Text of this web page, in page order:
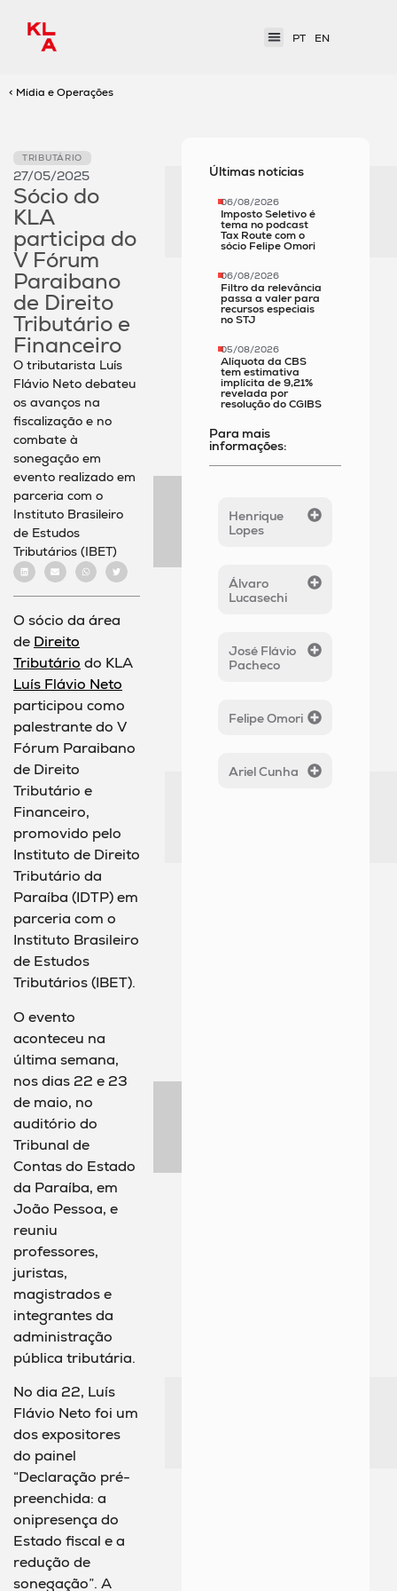
PT EN
< Mídia e Operações
TRIBUTÁRIO
27/05/2025
Sócio do
KLA
participa do
V Fórum
Paraibano
de Direito
Tributário e
Financeiro
O tributarista Luís
Flávio Neto debateu
os avanços na
fiscalização e no
combate à
sonegação em
evento realizado em
parceria com o
Instituto Brasileiro
de Estudos
Tributários (IBET)
O sócio da área
de Direito
Tributário do KLA
Luís Flávio Neto
participou como
palestrante do V
Fórum Paraibano
de Direito
Tributário e
Financeiro,
promovido pelo
Instituto de Direito
Tributário da
Paraíba (IDTP) em
parceria com o
Instituto Brasileiro
de Estudos
Tributários (IBET).
O evento
aconteceu na
última semana,
nos dias 22 e 23
de maio, no
auditório do
Tribunal de
Contas do Estado
da Paraíba, em
João Pessoa, e
reuniu
professores,
juristas,
magistrados e
integrantes da
administração
pública tributária.
No dia 22, Luís
Flávio Neto foi um
dos expositores
do painel
“Declaração pré-
preenchida: a
onipresença do
Estado fiscal e a
redução de
sonegação”. A
Últimas notícias
06/08/2026
Imposto Seletivo é
tema no podcast
Tax Route com o
sócio Felipe Omori
06/08/2026
Filtro da relevância
passa a valer para
recursos especiais
no STJ
05/08/2026
Alíquota da CBS
tem estimativa
implícita de 9,21%
revelada por
resolução do CGIBS
Para mais
informações:
Henrique
Lopes
Álvaro
Lucasechi
José Flávio
Pacheco
Felipe Omori
Ariel Cunha